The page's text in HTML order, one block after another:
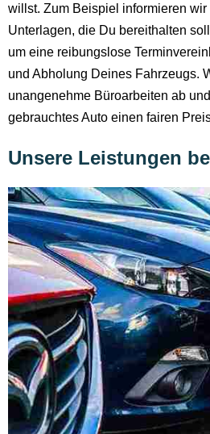
willst. Zum Beispiel informieren
Unterlagen, die Du bereithalten
um eine reibungslose
und Abholung Deines Fahrzeugs.
unangenehme Büroarbeiten ab
gebrauchtes Auto einen fairen
Unsere Leistungen